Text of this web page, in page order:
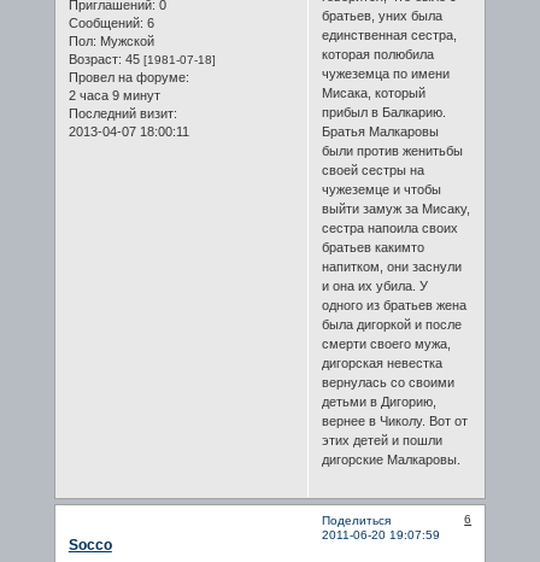
Приглашений: 0
Сообщений: 6
Пол: Мужской
Возраст: 45 [1981-07-18]
Провел на форуме:
2 часа 9 минут
Последний визит:
2013-04-07 18:00:11
братьев, уних была
единственная сестра,
которая полюбила
чужеземца по имени
Мисака, который
прибыл в Балкарию.
Братья Малкаровы
были против женитьбы
своей сестры на
чужеземце и чтобы
выйти замуж за Мисаку,
сестра напоила своих
братьев какимто
напитком, они заснули
и она их убила. У
одного из братьев жена
была дигоркой и после
смерти своего мужа,
дигорская невестка
вернулась со своими
детьми в Дигорию,
вернее в Чиколу. Вот от
этих детей и пошли
дигорские Малкаровы.
Поделиться
6
2011-06-20 19:07:59
Socco